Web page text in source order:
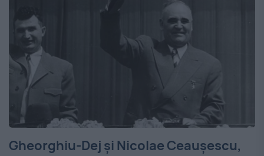
Gheorghiu-Dej și Nicolae Ceaușescu,